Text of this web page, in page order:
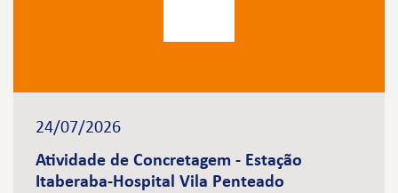
24/07/2026
Atividade de Concretagem - Estação
Itaberaba-Hospital Vila Penteado